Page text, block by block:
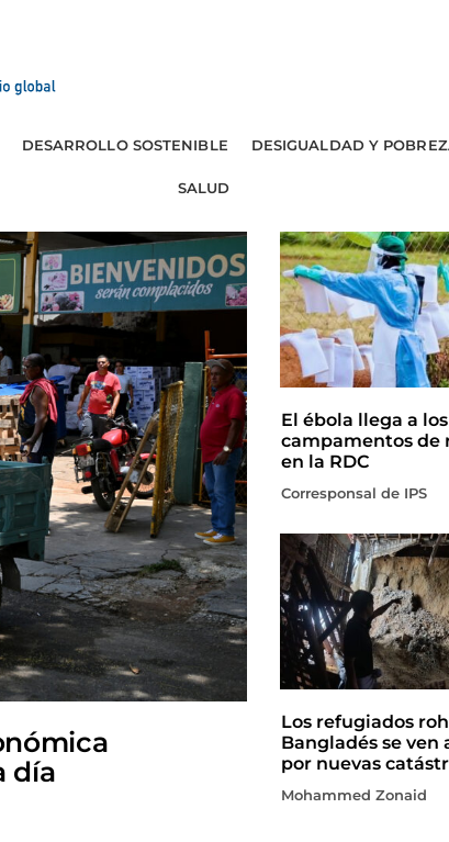
DESARROLLO SOSTENIBLE DESIGUALDAD Y
SALUD
día
El ébola llega a los
campamentos de
en la RDC
Corresponsal de IPS
Los refugiados
Bangladés se ven
por nuevas
Mohammed Zonaid